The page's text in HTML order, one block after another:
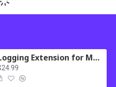
Logging Extension for MultiScraper Pro